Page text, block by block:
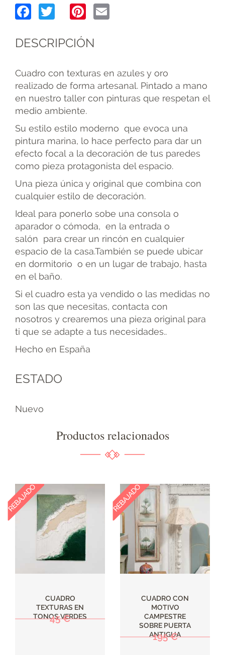
Facebook
TwitterPinterest
DESCRIPCIÓN
Cuadro con texturas en azules y oro
realizado de forma artesanal. Pintado a mano
en nuestro taller con pinturas que respetan el
medio ambiente.
Su estilo estilo moderno que evoca una
pintura marina, lo hace perfecto para dar un
efecto focal a la decoración de tus paredes
como pieza protagonista del espacio.
Una pieza única y original que combina con
cualquier estilo de decoración.
Ideal para ponerlo sobe una consola o
aparador o cómoda, en la entrada o
salón para crear un rincón en cualquier
espacio de la casa.También se puede ubicar
en dormitorio o en un lugar de trabajo, hasta
en el baño.
Si el cuadro esta ya vendido o las medidas no
son las que necesitas, contacta con
nosotros y crearemos una pieza original para
ti que se adapte a tus necesidades..
Hecho en España
ESTADO
Nuevo
Productos relacionados
CUADRO
TEXTURAS EN
TONOS VERDES
45 €
CUADRO CON
MOTIVO
CAMPESTRE
SOBRE PUERTA
ANTIGUA
195 €